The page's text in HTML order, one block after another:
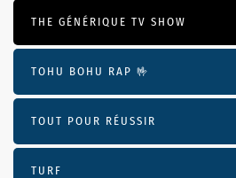
THE GÉNÉRIQUE TV SHOW
TOHU BOHU RAP 🤟
TOUT POUR RÉUSSIR
TURF